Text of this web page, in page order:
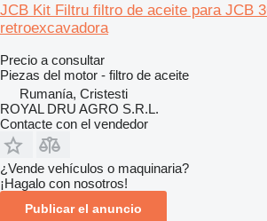
JCB Kit Filtru filtro de aceite para JCB
retroexcavadora
Precio a consultar
Piezas del motor - filtro de aceite
Rumanía, Cristesti
ROYAL DRU AGRO S.R.L.
Contacte con el vendedor
¿Vende vehículos o maquinaria?
¡Hagalo con nosotros!
Publicar el anuncio